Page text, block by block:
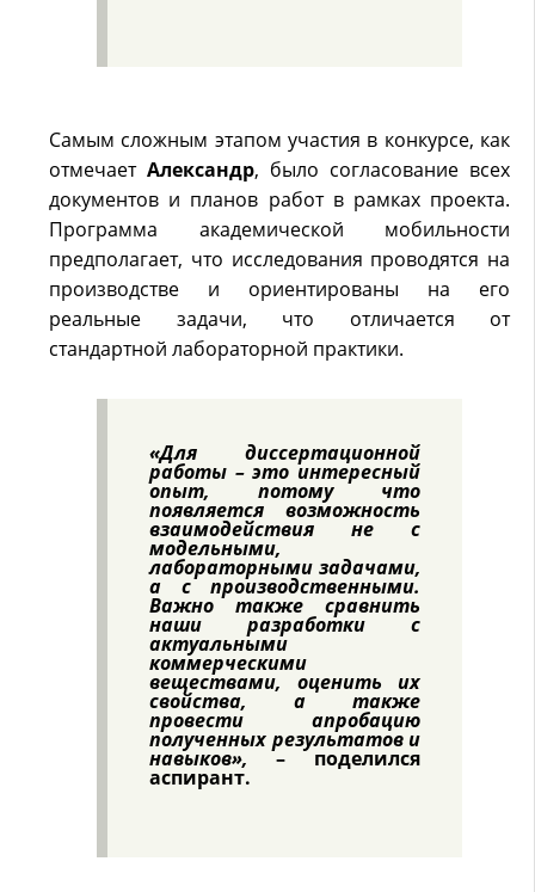
Самым сложным этапом участия в конкурсе, как
отмечает Александр, было согласование всех
документов и планов работ в рамках проекта.
Программа академической мобильности
предполагает, что исследования проводятся на
производстве и ориентированы на его
реальные задачи, что отличается от
стандартной лабораторной практики.
«Для диссертационной
работы – это интересный
опыт, потому что
появляется возможность
взаимодействия не с
модельными,
лабораторными задачами,
а с производственными.
Важно также сравнить
наши разработки с
актуальными
коммерческими
веществами, оценить их
свойства, а также
провести апробацию
полученных результатов и
навыков»,– поделился
аспирант.